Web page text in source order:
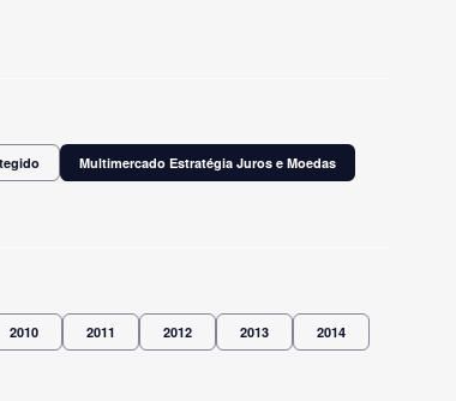
Multimercado Estratégia Juros e Moedas
2010 2011 2012 2013 2014